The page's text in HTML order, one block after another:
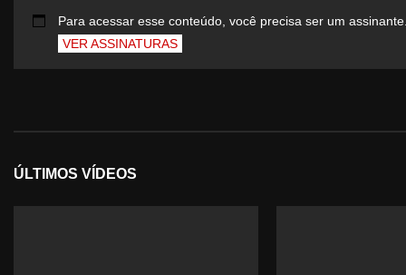
Para acessar esse conteúdo, você precisa ser um
VER ASSINATURAS
ÚLTIMOS VÍDEOS